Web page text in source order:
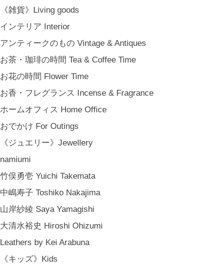
《雑貨》Living goods
インテリア Interior
アンティークのもの Vintage & Antiques
お茶・珈琲の時間 Tea & Coffee Time
お花の時間 Flower Time
お香・フレグランス Incense & Fragrance
ホームオフィス Home Office
おでかけ For Outings
《ジュエリー》Jewellery
namiumi
竹俣勇壱 Yuichi Takemata
中嶋寿子 Toshiko Nakajima
山岸紗綾 Saya Yamagishi
大清水裕史 Hiroshi Ohizumi
Leathers by Kei Arabuna
《キッズ》Kids
新築祝い Housewarming Gifts
結婚祝い Wedding Gifts
結婚式の引出物 Wedding Favors
誕生日プレゼント Birthday Gifts
クリスマス Chiristmas Gifts
《季節のもの》Seasonal
秋 Autumn
冬 Winter
節句 Seasonal Celebrations